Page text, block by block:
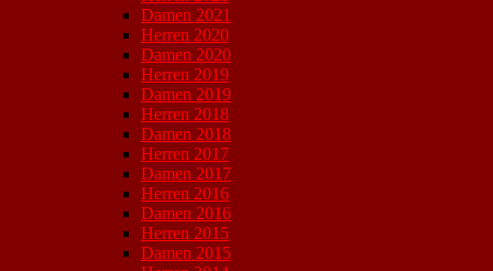
Damen 2021
Herren 2020
Damen 2020
Herren 2019
Damen 2019
Herren 2018
Damen 2018
Herren 2017
Damen 2017
Herren 2016
Damen 2016
Herren 2015
Damen 2015